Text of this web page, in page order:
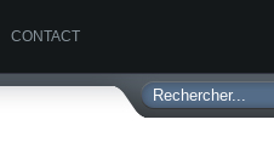
CONTACT